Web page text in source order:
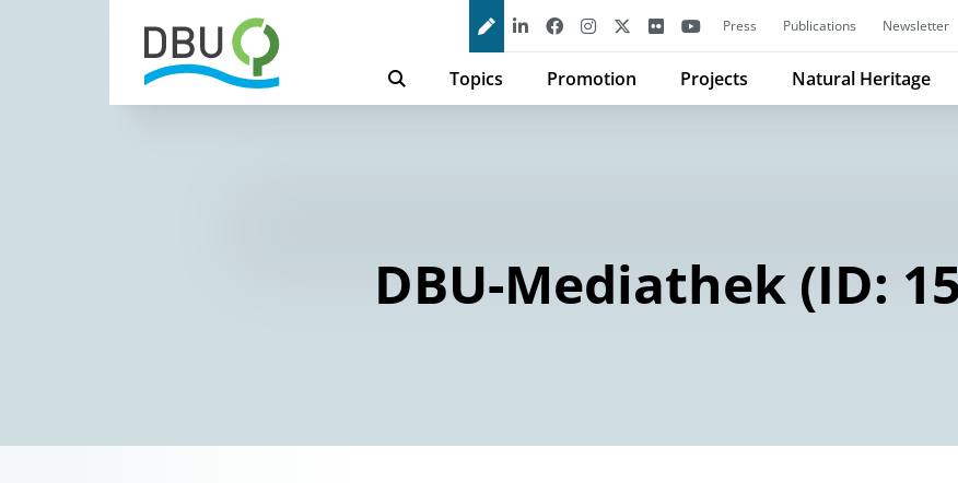
Press Publications Newsletter
Topics Promotion Projects Natural Heritage
DBU-Mediathek (ID: